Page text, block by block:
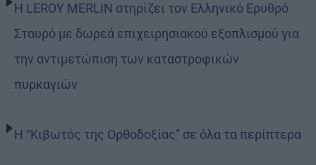
Η LEROY MERLIN στηρίζει τον Ελληνικό Ερυθρό
Σταυρό με δωρεά επιχειρησιακού εξοπλισμού για
την αντιμετώπιση των καταστροφικών
πυρκαγιών
Η “Κιβωτός της Ορθοδοξίας” σε όλα τα περίπτερα